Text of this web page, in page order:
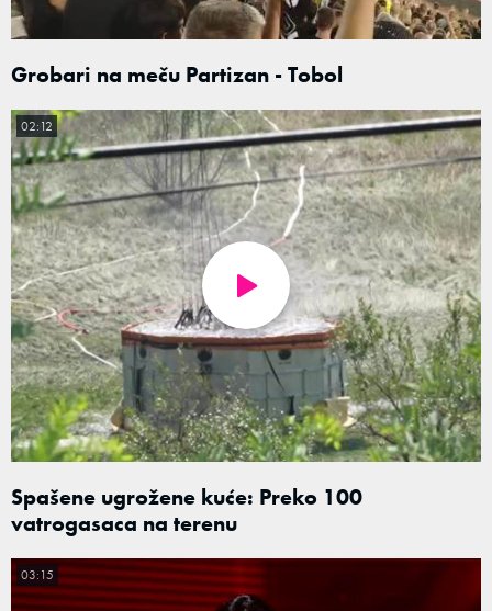
Grobari na meču Partizan - Tobol
Spašene ugrožene kuće: Preko 100
vatrogasaca na terenu
02:12
03:15